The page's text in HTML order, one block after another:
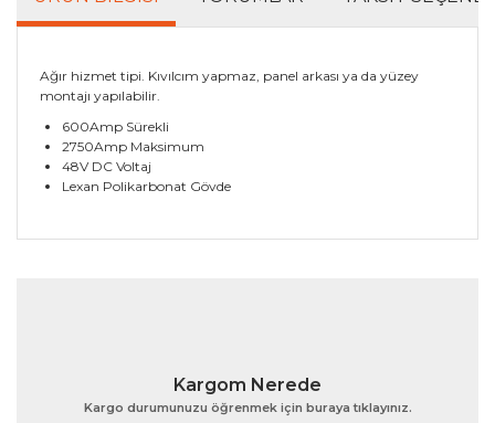
Ağır hizmet tipi. Kıvılcım yapmaz, panel arkası ya da yüzey
montajı yapılabilir.
600Amp Sürekli
2750Amp Maksimum
48V DC Voltaj
Lexan Polikarbonat Gövde
Bu ürünün fiyat bilgisi, resim, ürün açıklamalarında ve
Ürün açıklamasında eksik bilgiler bulunuyor.
Kargom Nerede
Kargo durumunuzu öğrenmek için buraya tıklayınız.